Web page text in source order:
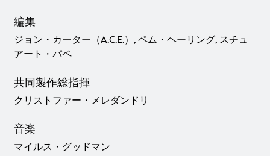
編集
ジョン・カーター（A.C.E.）, ペム・ヘーリング, スチュ
アート・パペ
共同製作総指揮
クリストファー・メレダンドリ
音楽
マイルス・グッドマン